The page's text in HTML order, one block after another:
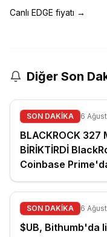
Canlı EDGE fiyatı →
Diğer Son
SON DAKİKA 6
BLACKROCK 327
BİRİKTİRDİ
Coinbase
SON DAKİKA 6
$UB, Bithumb'da